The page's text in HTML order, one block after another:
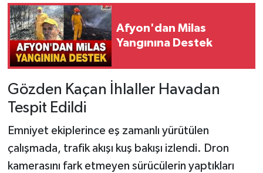
Afyon'dan Milas
Yangınına Destek
Gözden Kaçan İhlaller Havadan
Tespit Edildi
Emniyet ekiplerince eş zamanlı yürütülen
çalışmada, trafik akışı kuş bakışı izlendi. Dron
kamerasını fark etmeyen sürücülerin yaptıkları